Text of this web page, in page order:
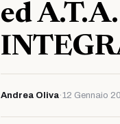
ed
Andrea Oliva·12 Gennaio